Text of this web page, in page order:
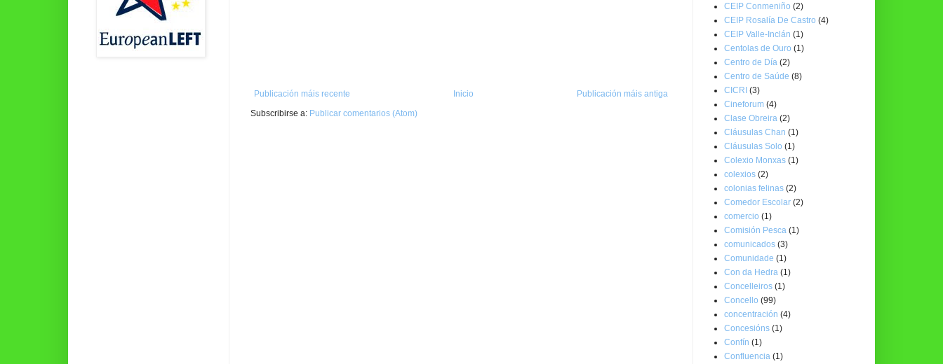
Publicación máis recente Publicación máis antiga
Inicio
Subscribirse a: Publicar comentarios (Atom)
CEIP Conmeniño (2)
CEIP Rosalía De Castro (4)
CEIP Valle-Inclán (1)
Centolas de Ouro (1)
Centro de Día (2)
Centro de Saúde (8)
CICRI (3)
Cineforum (4)
Clase Obreira (2)
Cláusulas Chan (1)
Cláusulas Solo (1)
Colexio Monxas (1)
colexios (2)
colonias felinas (2)
Comedor Escolar (2)
comercio (1)
Comisión Pesca (1)
comunicados (3)
Comunidade (1)
Con da Hedra (1)
Concelleiros (1)
Concello (99)
concentración (4)
Concesións (1)
Confín (1)
Confluencia (1)